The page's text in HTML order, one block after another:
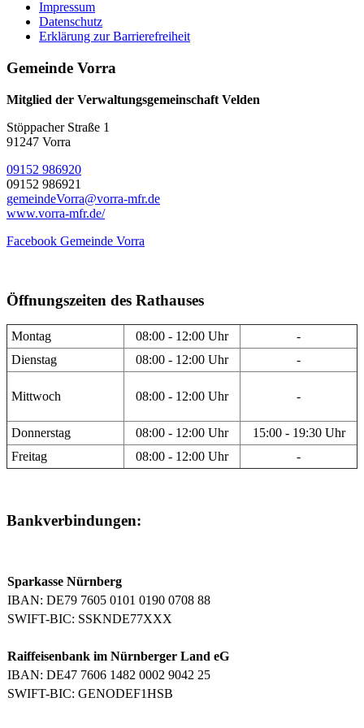
Impressum
Datenschutz
Erklärung zur Barrierefreiheit
Gemeinde Vorra
Mitglied der Verwaltungsgemeinschaft Velden
Stöppacher Straße 1
91247 Vorra
09152 986920
09152 986921
gemeindeVorra@vorra-mfr.de
www.vorra-mfr.de/
Facebook Gemeinde Vorra
Öffnungszeiten des Rathauses
Montag 08:00 - 12:00 Uhr
-
Dienstag
08:00 - 12:00 Uhr -
Mittwoch 08:00 - 12:00 Uhr -
Donnerstag 08:00 - 12:00 Uhr
15:00 - 19:30 Uhr
Freitag
08:00 - 12:00 Uhr -
Bankverbindungen:
Sparkasse Nürnberg
IBAN: DE79 7605 0101 0190 0708 88
SWIFT-BIC: SSKNDE77XXX
Raiffeisenbank im Nürnberger Land eG
IBAN: DE47 7606 1482 0002 9042 25
SWIFT-BIC: GENODEF1HSB